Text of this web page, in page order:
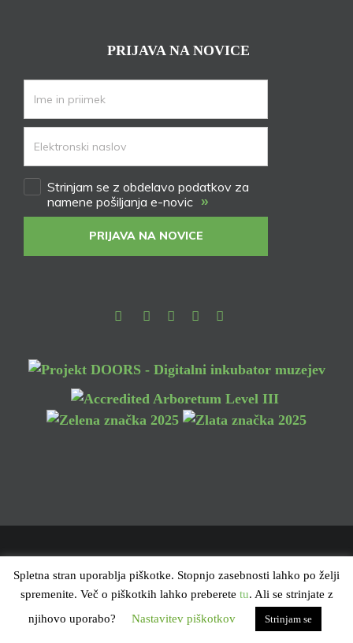
PRIJAVA NA NOVICE
Strinjam se z obdelavo podatkov za
namene pošiljanja e-novic »
PRIJAVA NA NOVICE
FacebookInstagramYoutubePinterestTikTok
ARBORETUM VOLČJI POTOK | VSE PRAVICE PRIDRŽANE @ 2025 |
Spletna stran uporablja piškotke. Stopnjo zasebnosti lahko po želji
spremenite. Več o piškotkih lahko preberete tu. Ali se strinjate z
njihovo uporabo?
Nastavitev piškotkov Strinjam se